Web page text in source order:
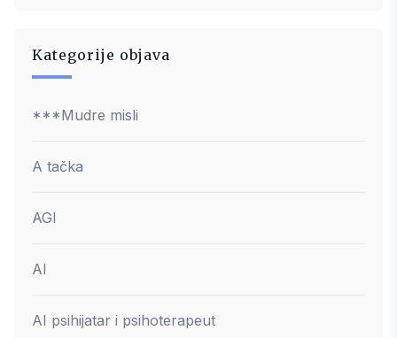
Kategorije objava
***Mudre misli
A tačka
AGI
AI
AI psihijatar i psihoterapeut